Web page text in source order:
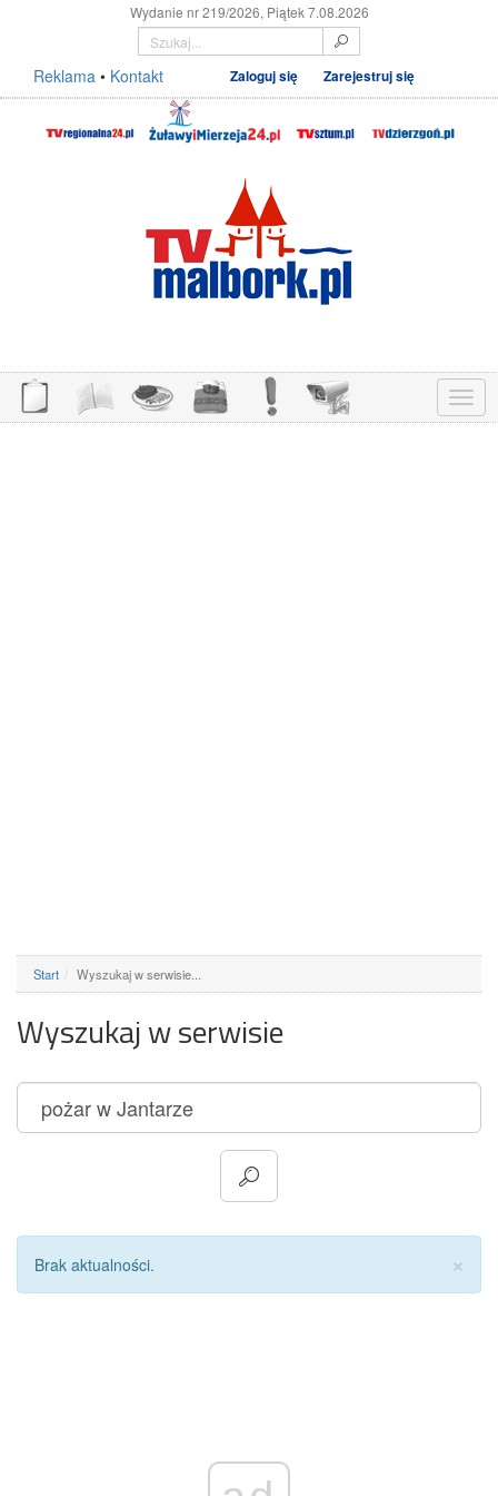
Wydanie nr 219/2026, Piątek 7.08.2026
Reklama • Kontakt Zaloguj się Zarejestruj się
Menu
Start Wyszukaj w serwisie...
Wyszukaj w serwisie
×
Brak aktualności.